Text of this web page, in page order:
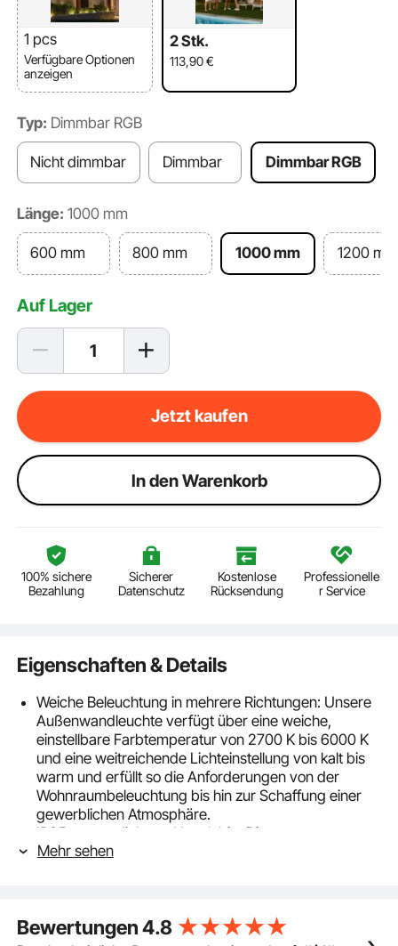
1 pcs
Verfügbare Optionen
anzeigen
2 Stk.
113,90€
Typ: Dimmbar RGB
Nicht dimmbar Dimmbar Dimmbar RGB
Länge: 1000 mm
600 mm 800 mm 1000 mm 1200 mm
Auf Lager
Jetzt kaufen
ln den Warenkorb
100% sichere
Bezahlung
Sicherer
Datenschutz
Kostenlose
Rücksendung
Professionelle
r Service
Eigenschaften & Details
Weiche Beleuchtung in mehrere Richtungen: Unsere
Außenwandleuchte verfügt über eine weiche,
einstellbare Farbtemperatur von 2700 K bis 6000 K
und eine weitreichende Lichteinstellung von kalt bis
warm und erfüllt so die Anforderungen von der
Wohnraumbeleuchtung bis hin zur Schaffung einer
gewerblichen Atmosphäre.
IP65 wasserdicht und langlebig: Diese
Außenwandleuchte ist IP65 wasserdicht und bietet
gegen Kurzschlüsse und Überlastungen
Mehr sehen
Bewertungen4.8